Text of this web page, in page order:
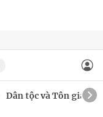
Dân tộc và Tôn giáo